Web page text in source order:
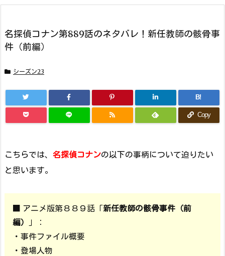
名探偵コナン第889話のネタバレ！新任教師の骸骨事
件（前編）
シーズン23
B!
Copy
こちらでは、 名探偵コナンの以下の事柄について迫りたい
と思います。
■ アニメ版第８８９話「新任教師の骸骨事件（前
編）
」：
・事件ファイル概要
・登場人物